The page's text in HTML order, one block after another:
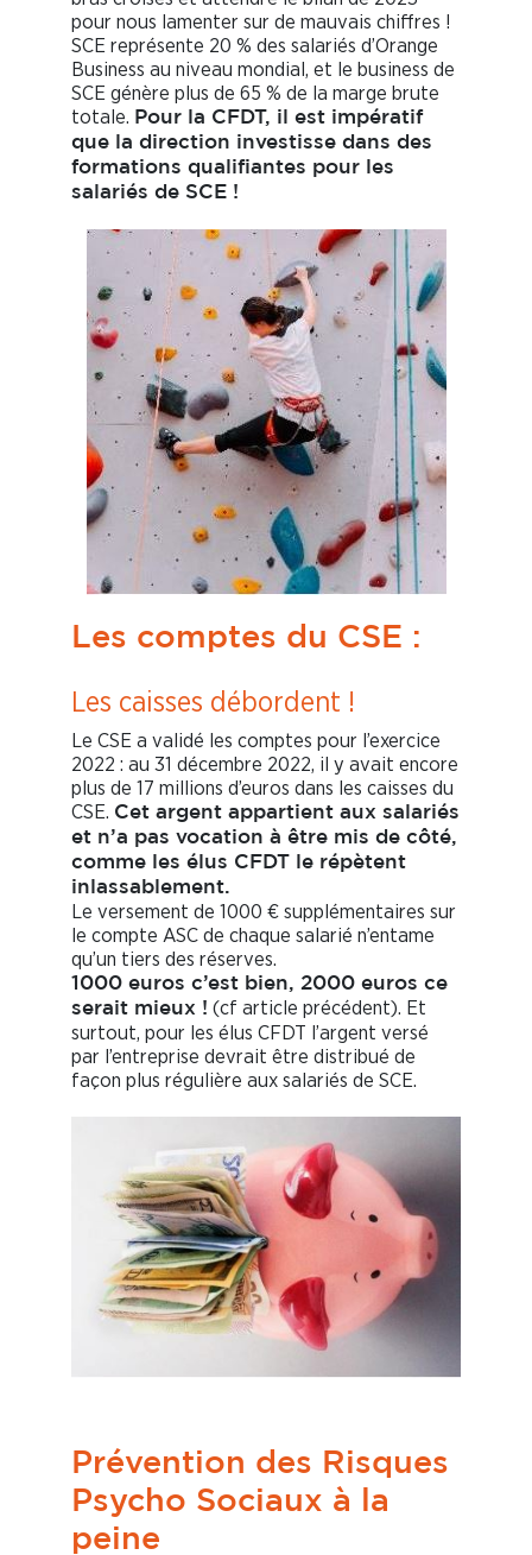
pour nous lamenter sur de mauvais chiffres !
SCE représente 20 % des salariés d’Orange
Business au niveau mondial, et le business de
SCE génère plus de 65 % de la marge brute
totale. Pour la CFDT, il est impératif
que la direction investisse dans des
formations qualifiantes pour les
salariés de SCE !
Les comptes du CSE :
Les caisses débordent !
Le CSE a validé les comptes pour l’exercice
2022 : au 31 décembre 2022, il y avait encore
plus de 17 millions d’euros dans les caisses du
CSE. Cet argent appartient aux salariés
et n’a pas vocation à être mis de côté,
comme les élus CFDT le répètent
inlassablement.
Le versement de 1000 € supplémentaires sur
le compte ASC de chaque salarié n’entame
qu’un tiers des réserves.
1000 euros c’est bien, 2000 euros ce
serait mieux ! (cf article précédent). Et
surtout, pour les élus CFDT l’argent versé
par l’entreprise devrait être distribué de
façon plus régulière aux salariés de SCE.
Prévention des Risques
Psycho Sociaux à la
peine